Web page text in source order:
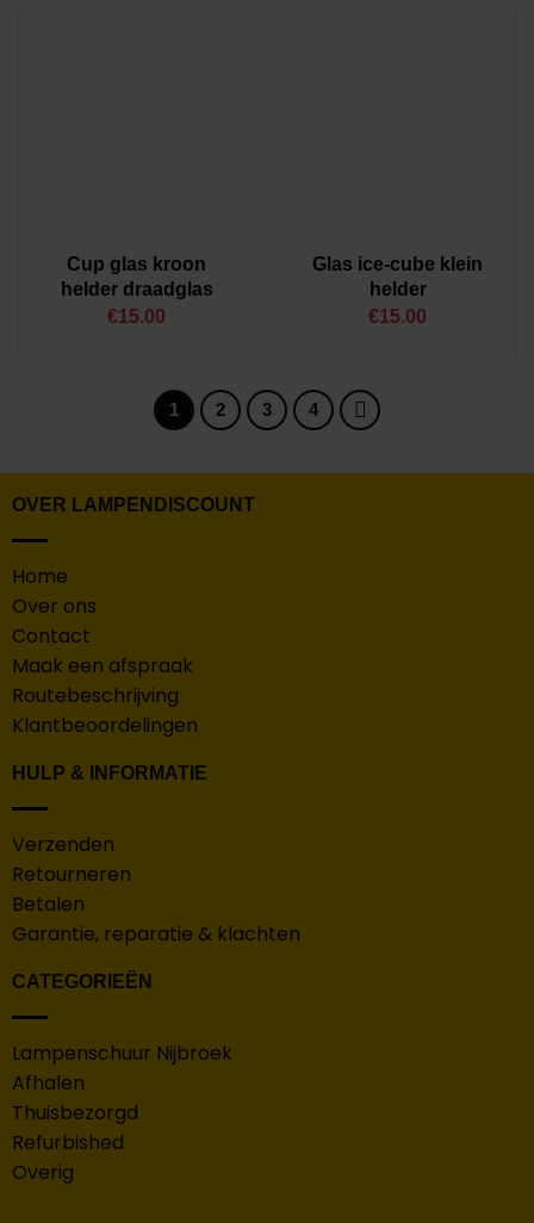
Cup glas kroon
helder draadglas
€15.00
Glas ice-cube klein
helder
€15.00
1 2 3 4
OVER LAMPENDISCOUNT
Home
Over ons
Contact
Maak een afspraak
Routebeschrijving
Klantbeoordelingen
HULP & INFORMATIE
Verzenden
Retourneren
Betalen
Garantie, reparatie & klachten
CATEGORIEËN
Lampenschuur Nijbroek
Afhalen
Thuisbezorgd
Refurbished
Overig